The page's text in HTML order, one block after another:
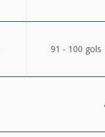
91 - 100 gols